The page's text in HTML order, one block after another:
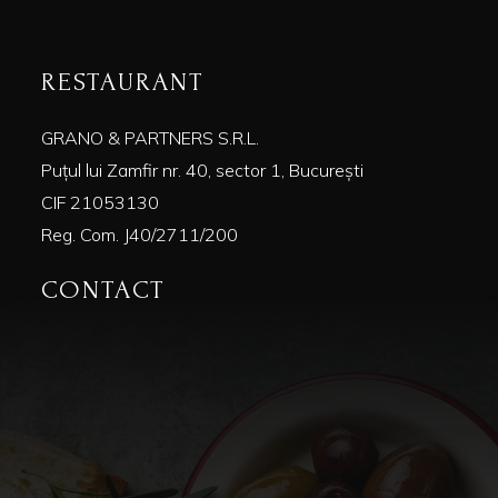
RESTAURANT
GRANO & PARTNERS S.R.L.
Puțul lui Zamfir nr. 40, sector 1, București
CIF 21053130
Reg. Com. J40/2711/200
CONTACT